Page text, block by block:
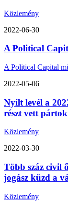
Közlemény
2022-06-30
A Political
A Political Capital
2022-05-06
Nyílt levél a
részt vett
Közlemény
2022-03-30
Több száz civil
jogász küzd a
Közlemény